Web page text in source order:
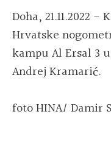
Doha, 21.11.2022
Hrvatske
kampu Al Ersal 3
Andrej Kramarić.
foto HINA/ Damir